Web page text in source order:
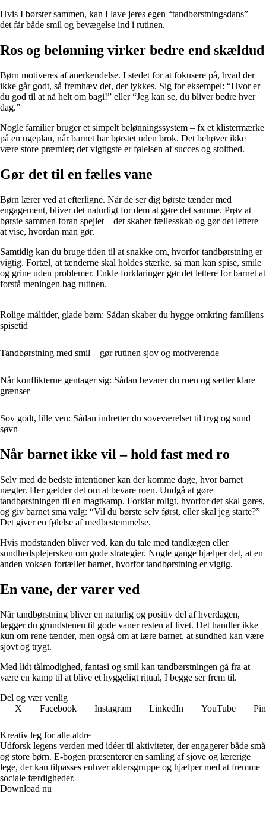
Hvis I børster sammen, kan I lave jeres egen “tandbørstningsdans” –
det får både smil og bevægelse ind i rutinen.
Ros og belønning virker bedre end skældud
Børn motiveres af anerkendelse. I stedet for at fokusere på, hvad der
ikke går godt, så fremhæv det, der lykkes. Sig for eksempel: “Hvor er
du god til at nå helt om bagi!” eller “Jeg kan se, du bliver bedre hver
dag.”
Nogle familier bruger et simpelt belønningssystem – fx et klistermærke
på en ugeplan, når barnet har børstet uden brok. Det behøver ikke
være store præmier; det vigtigste er følelsen af succes og stolthed.
Gør det til en fælles vane
Børn lærer ved at efterligne. Når de ser dig børste tænder med
engagement, bliver det naturligt for dem at gøre det samme. Prøv at
børste sammen foran spejlet – det skaber fællesskab og gør det lettere
at vise, hvordan man gør.
Samtidig kan du bruge tiden til at snakke om, hvorfor tandbørstning er
vigtig. Fortæl, at tænderne skal holdes stærke, så man kan spise, smile
og grine uden problemer. Enkle forklaringer gør det lettere for barnet at
forstå meningen bag rutinen.
Rolige måltider, glade børn: Sådan skaber du hygge omkring familiens
spisetid
Tandbørstning med smil – gør rutinen sjov og motiverende
Når konflikterne gentager sig: Sådan bevarer du roen og sætter klare
grænser
Sov godt, lille ven: Sådan indretter du soveværelset til tryg og sund
søvn
Når barnet ikke vil – hold fast med ro
Selv med de bedste intentioner kan der komme dage, hvor barnet
nægter. Her gælder det om at bevare roen. Undgå at gøre
tandbørstningen til en magtkamp. Forklar roligt, hvorfor det skal gøres,
og giv barnet små valg: “Vil du børste selv først, eller skal jeg starte?”
Det giver en følelse af medbestemmelse.
Hvis modstanden bliver ved, kan du tale med tandlægen eller
sundhedsplejersken om gode strategier. Nogle gange hjælper det, at en
anden voksen fortæller barnet, hvorfor tandbørstning er vigtig.
En vane, der varer ved
Når tandbørstning bliver en naturlig og positiv del af hverdagen,
lægger du grundstenen til gode vaner resten af livet. Det handler ikke
kun om rene tænder, men også om at lære barnet, at sundhed kan være
sjovt og trygt.
Med lidt tålmodighed, fantasi og smil kan tandbørstningen gå fra at
være en kamp til at blive et hyggeligt ritual, I begge ser frem til.
Del og vær venlig
X
Facebook Instagram LinkedIn YouTube
Kreativ leg for alle aldre
Udforsk legens verden med idéer til aktiviteter, der engagerer både små
og store børn. E-bogen præsenterer en samling af sjove og lærerige
lege, der kan tilpasses enhver aldersgruppe og hjælper med at fremme
sociale færdigheder.
Download nu